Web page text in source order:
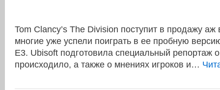
Tom Clancy’s The Division поступит в продажу
многие уже успели поиграть в ее пробную
Е3. Ubisoft подготовила специальный репортаж о
происходило, а также о мнениях игроков и…